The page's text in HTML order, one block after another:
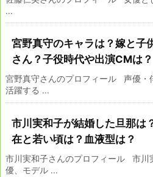
...
宮野真守のキャラは？嫁と子
さん？子役時代や出演CMは？
宮野真守さんのプロフィール 声優・
活躍する ...
市川実和子が結婚した旦那は
在と若い頃は？血液型は？
市川実和子さんのプロフィール 市川
優、モデル ...